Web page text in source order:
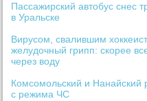
Пассажирский автобус снес
в Уральске
Вирусом, свалившим
желудочный грипп: скорее
через воду
Комсомольский и Нанайский
с режима ЧС